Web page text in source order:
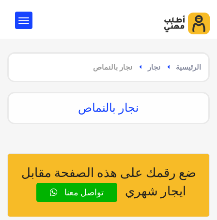
الرئيسية نجار نجار بالنماص
نجار بالنماص
ضع رقمك على هذه الصفحة مقابل
ايجار شهري
تواصل معنا